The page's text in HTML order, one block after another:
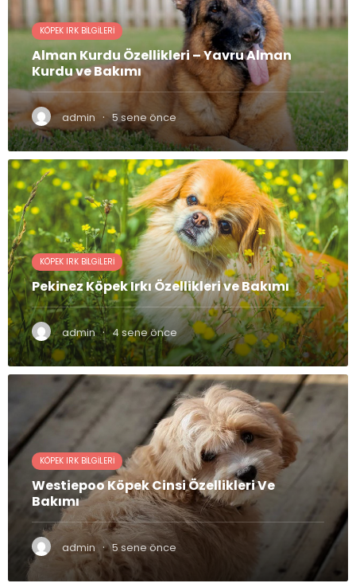
KÖPEK IRK BILGILERI
Alman Kurdu Özellikleri – Yavru Alman
Kurdu ve Bakımı
admin · 5 sene önce
KÖPEK IRK BILGILERI
Pekinez Köpek Irkı Özellikleri ve Bakımı
admin · 4 sene önce
KÖPEK IRK BILGILERI
Westiepoo Köpek Cinsi Özellikleri Ve
Bakımı
admin · 5 sene önce